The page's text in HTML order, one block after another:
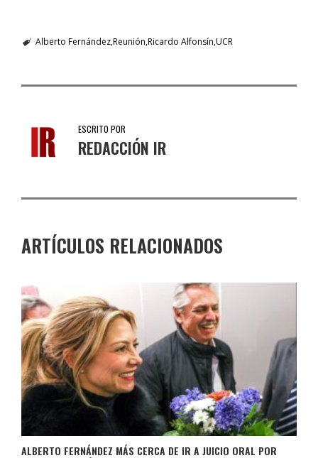
Alberto FernándezReunión Ricardo Alfonsín UCR
ESCRITO POR
REDACCIÓN IR
ARTÍCULOS RELACIONADOS
ALBERTO FERNÁNDEZ MÁS CERCA DE IR A JUICIO ORAL POR